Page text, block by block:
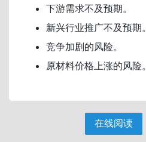
下游需求不及预期。
新兴行业推广不及预期。
竞争加剧的风险。
原材料价格上涨的风险。
在线阅读